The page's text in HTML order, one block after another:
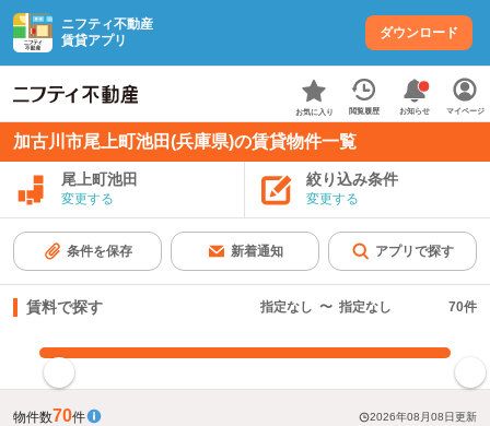
ニフティ不動産
賃貸アプリ
ダウンロード
お気に入り 閲覧履歴 お知らせ マイページ
加古川市尾上町池田(兵庫県)の賃貸物件一覧
尾上町池田
変更する
絞り込み条件
変更する
条件を保存 新着通知 アプリで探す
賃料で探す 指定なし 〜 指定なし 70件
物件数70件 2026年08月08日更新